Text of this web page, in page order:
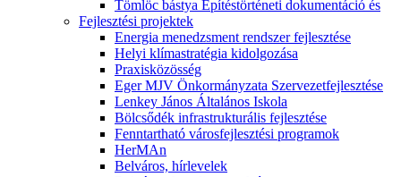
Tömlöc bástya Építéstörténeti dokumentáció és
Fejlesztési projektek
Energia menedzsment rendszer fejlesztése
Helyi klímastratégia kidolgozása
Praxisközösség
Eger MJV Önkormányzata Szervezetfejlesztése
Lenkey János Általános Iskola
Bölcsődék infrastrukturális fejlesztése
Fenntartható városfejlesztési programok
HerMAn
Belváros, hírlevelek